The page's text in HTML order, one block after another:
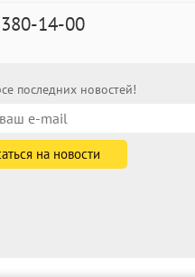
14-00
последних новостей!